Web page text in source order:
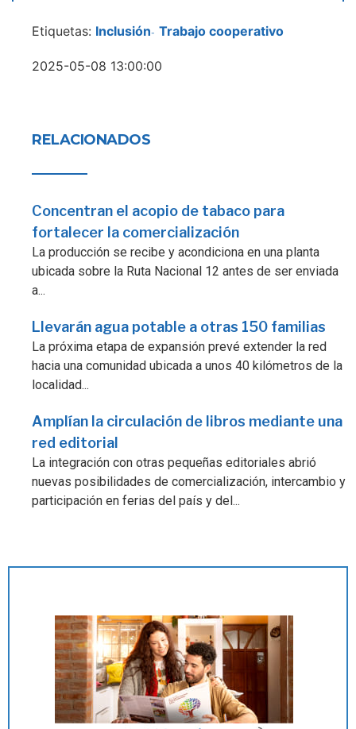
Etiquetas: Inclusión- Trabajo cooperativo
2025-05-08 13:00:00
RELACIONADOS
Concentran el acopio de tabaco para
fortalecer la comercialización
La producción se recibe y acondiciona en una planta
ubicada sobre la Ruta Nacional 12 antes de ser enviada
a...
Llevarán agua potable a otras 150 familias
La próxima etapa de expansión prevé extender la red
hacia una comunidad ubicada a unos 40 kilómetros de la
localidad...
Amplían la circulación de libros mediante una
red editorial
La integración con otras pequeñas editoriales abrió
nuevas posibilidades de comercialización, intercambio y
participación en ferias del país y del...